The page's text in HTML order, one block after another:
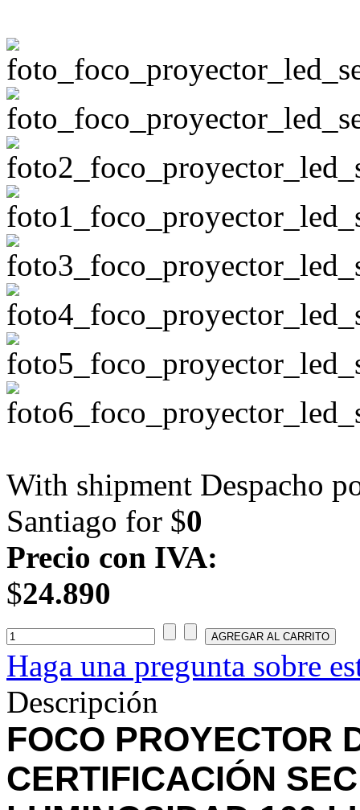
With shipment Despacho
Santiago for $0
Precio con IVA:
$24.890
Haga una pregunta sobre
Descripción
FOCO PROYECTOR
CERTIFICACIÓN